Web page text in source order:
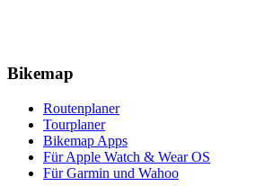
Bikemap
Routenplaner
Tourplaner
Bikemap Apps
Für Apple Watch & Wear OS
Für Garmin und Wahoo